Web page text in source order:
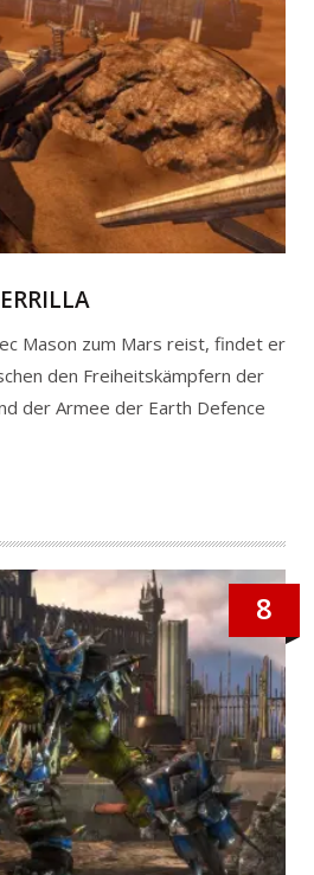
Mason zum Mars reist, findet er
den Freiheitskämpfern der
der Armee der Earth Defence
8